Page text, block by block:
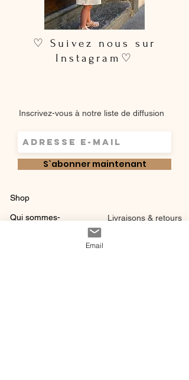
♡ Suivez nous sur
Instagram♡
Inscrivez-vous à notre liste de diffusion
S`abonner maintenant
Shop
Qui sommes-
instagram
Livraisons & retours
Email